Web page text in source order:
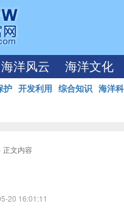
海洋风云 海洋文化
护 开发利用 综合知识 海洋
正文内容
20 16:01:11